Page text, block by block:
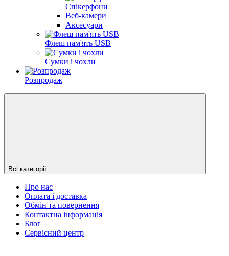
Спікерфони
Веб-камери
Аксесуари
Флеш пам'ять USB
Сумки і чохли
Розпродаж
Всі категорії
Про нас
Оплата і доставка
Обмін та повернення
Контактна інформація
Блог
Сервісний центр